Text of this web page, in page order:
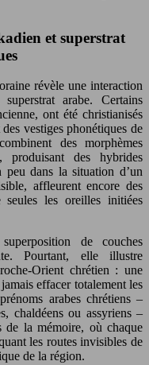
et superstrat
révèle une interaction
arabe. Certains
ont été christianisés
vestiges phonétiques de
des morphèmes
produisant des hybrides
dans la situation d’un
affleurent encore des
seules les oreilles initiées
de couches
Pourtant, elle illustre
Orient chrétien : une
effacer totalement les
arabes chrétiens –
chaldéens ou assyriens –
de la mémoire, où chaque
les routes invisibles de
de la région.